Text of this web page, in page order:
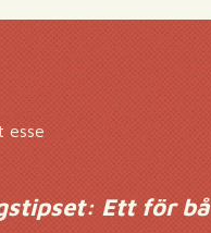
esse
Ett för